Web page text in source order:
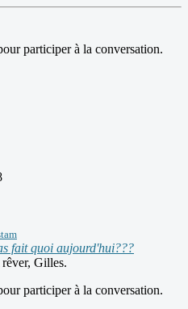
participer à la conversation.
fait quoi aujourd'hui???
Gilles.
participer à la conversation.